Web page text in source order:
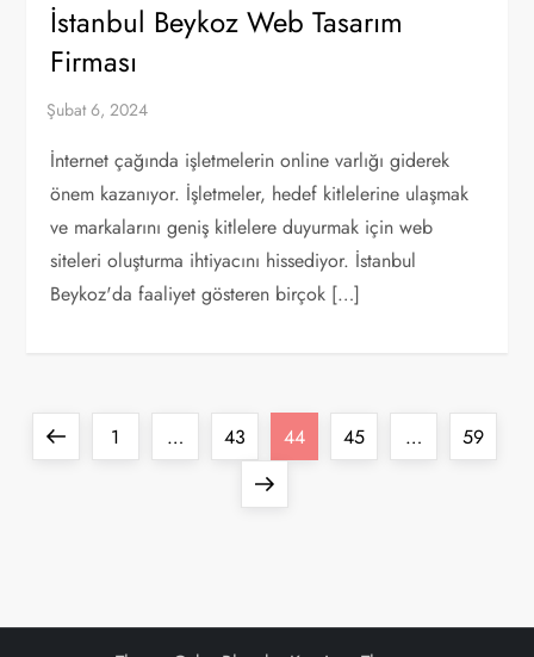
İstanbul Beykoz Web Tasarım
Firması
İnternet çağında işletmelerin online varlığı giderek
önem kazanıyor. İşletmeler, hedef kitlelerine ulaşmak
ve markalarını geniş kitlelere duyurmak için web
siteleri oluşturma ihtiyacını hissediyor. İstanbul
Beykoz'da faaliyet gösteren birçok […]
Y PreviousPage
1 … Page
43 Page
44 Page
45 … Page
59
Next